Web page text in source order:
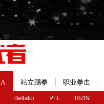
Bellator PFL RIZIN
站立踢拳 职业拳击